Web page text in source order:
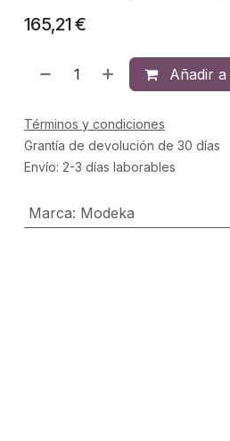
165,21€
Añadir
Términos y condiciones
Grantía de devolución de 30 días
Envío: 2-3 días laborables
Marca: Modeka